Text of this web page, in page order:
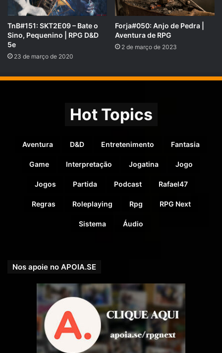
Se você preferir nos apoiar pelo PICPAY, acesse e
Doadores
TnB#151: SKT2E09 – Bate o
Sino, Pequenino | RPG D&D
5e
23 de março de 2020
Forja#050: Anjo de Pedra |
Aventura de RPG
2 de março de 2023
Hot Topics
Aventura D&D Entretenimento Fantasia
Game Interpretação Jogatina Jogo
Jogos Partida Podcast Rafael47
Regras Roleplaying Rpg RPG Next
Sistema Áudio
Nos apoie no APOIA.SE